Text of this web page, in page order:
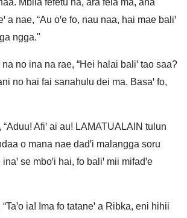
Mbila fefetu na, ara fela ma, ana
a nae, “Au oꞌe fo, nau naa, hai mae baliꞌ
ngga."
no ina na rae, “Hei halai baliꞌ tao saa?
no hai fai sanahulu dei ma. Basaꞌ fo,
“Aduu! Afiꞌ ai au! LAMATUALAIN tulun
o mana nae dadꞌi malangga soru
se mboꞌi hai, fo baliꞌ mii mifadꞌe
ia! Ima fo tataneꞌ a Ribka, eni hihii